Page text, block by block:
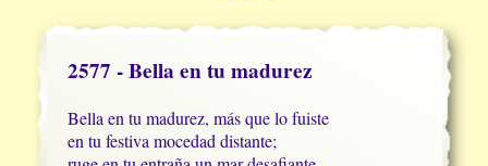
2577 - Bella en tu madurez
Bella en tu madurez, más que lo fuiste
en tu festiva mocedad distante;